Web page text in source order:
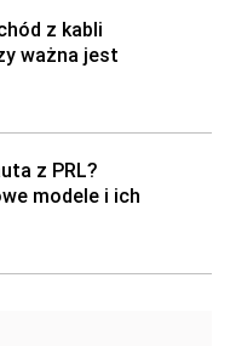
z kabli
ważna jest
z PRL?
modele i ich